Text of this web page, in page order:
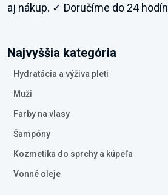
aj nákup. ✓ Doručíme do 24 hodín
Najvyššia kategória
Hydratácia a výživa pleti
Muži
Farby na vlasy
Šampóny
Kozmetika do sprchy a kúpeľa
Vonné oleje